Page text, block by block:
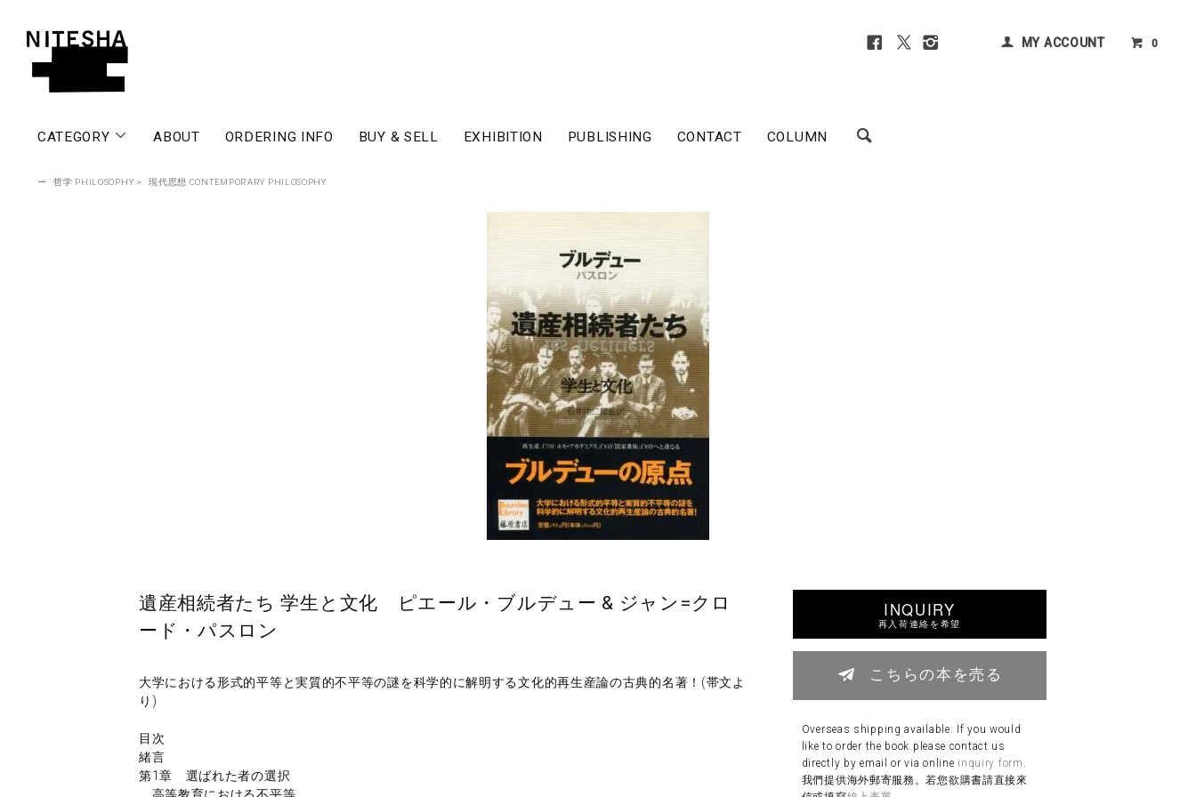
MY ACCOUNT 0
CATEGORY ABOUT ORDERING INFO BUY & SELL EXHIBITION PUBLISHING CONTACT COLUMN
ー 哲学 PHILOSOPHY > 現代思想 CONTEMPORARY PHILOSOPHY
遺産相続者たち 学生と文化 ピエール・ブルデュー & ジャン=クロ
ード・パスロン
大学における形式的平等と実質的不平等の謎を科学的に解明する文化的再生産論の古典的名著！(帯文よ
り)
目次
緒言
第1章 選ばれた者の選択
高等教育における不平等
INQUIRY
再入荷連絡を希望
こちらの本を売る
Overseas shipping available. If you would
like to order the book please contact us
directly by email or via online inquiry form .
我們提供海外郵寄服務。若您欲購書請直接來